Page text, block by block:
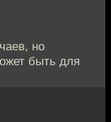
но
быть для